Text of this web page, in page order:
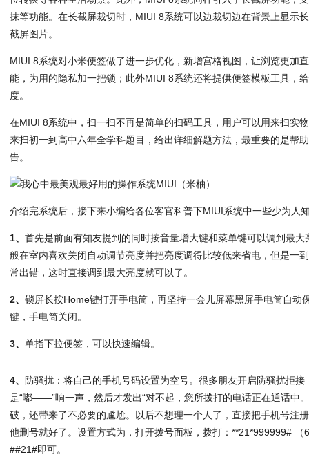
抹等功能。在长截屏裁切时，MIUI 8系统可以边裁切边在背景上显示
截屏图片。
MIUI 8系统对小米便签做了进一步优化，新增宫格视图，让浏览更加
能，为用的隐私加一把锁；此外MIUI 8系统还将提供便签模板工具，
度。
在MIUI 8系统中，扫一扫不再是简单的扫码工具，用户可以用来扫实
来扫初一到高中六年全学科题目，给出详细解题方法，最重要的是帮
告。
介绍完系统后，接下来小编给各位客官科普下MIUI系统中一些少为人
1、首先是前面有知友提到的同时按音量增大键和菜单键可以调到最
般在室内喜欢关闭自动调节亮度并把亮度调得比较低来省电，但是一
常出错，这时直接调到最大亮度就可以了。
2、锁屏长按Home键打开手电筒，再坚持一会儿屏幕黑屏手电筒自动
键，手电筒关闭。
3、单指下拉便签，可以快速编辑。
4、 防骚扰：将自己的手机号码设置为空号。很多朋友开启防骚扰拒
是“嘟——”响一声，然后才发出“对不起，您所拨打的电话正在通话中
破，还带来了不必要的尴尬。以后不想理一个人了，直接把手机号注
他删号就好了。设置方式为，打开拨号面板，拨打：**21*999999#
##21#即可。